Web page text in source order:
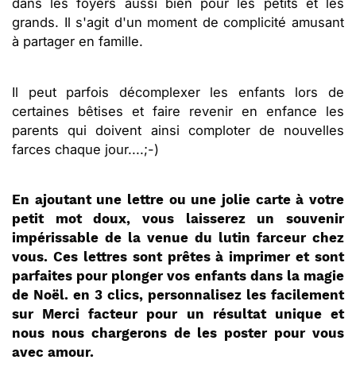
grands. Il s'agit d'un moment de complicité amusant
à partager en famille.
Il peut parfois décomplexer les enfants lors de
certaines bêtises et faire revenir en enfance les
parents qui doivent ainsi comploter de nouvelles
farces chaque jour....;-)
En ajoutant une lettre ou une jolie carte à votre
petit mot doux, vous laisserez un souvenir
impérissable de la venue du lutin farceur chez
vous. Ces lettres sont prêtes à imprimer et sont
parfaites pour plonger vos enfants dans la magie
de Noël. en 3 clics, personnalisez les facilement
sur Merci facteur pour un résultat unique et
nous nous chargerons de les poster pour vous
avec amour.